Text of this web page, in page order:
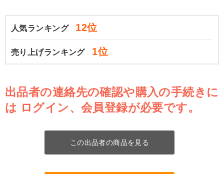
人気ランキング 12位
売り上げランキング 1位
出品者の連絡先の確認や購入の手続きに
は ログイン、会員登録が必要です。
この出品者の商品を見る